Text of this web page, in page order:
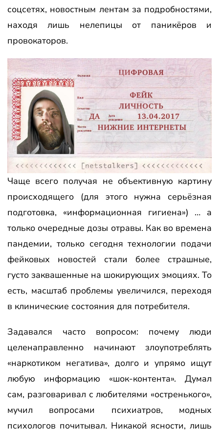
соцсетях, новостным лентам за подробностями,
находя лишь нелепицы от паникёров и
провокаторов.
Чаще всего получая не объективную картину
происходящего (для этого нужна серьёзная
подготовка, «информационная гигиена») … а
только очередные дозы отравы. Как во времена
пандемии, только сегодня технологии подачи
фейковых новостей стали более страшные,
густо заквашенные на шокирующих эмоциях. То
есть, масштаб проблемы увеличился, переходя
в клинические состояния для потребителя.
Задавался часто вопросом: почему люди
целенаправленно начинают злоупотреблять
«наркотиком негатива», долго и упрямо ищут
любую информацию «шок-контента». Думал
сам, разговаривал с любителями «остренького»,
мучил вопросами психиатров, модных
психологов почитывал. Никакой ясности, лишь